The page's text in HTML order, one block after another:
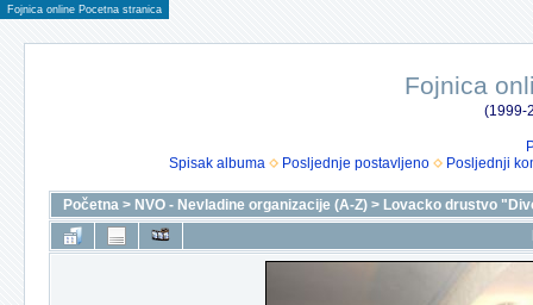
Fojnica online Pocetna stranica
Fojnica
(1999-
Spisak albuma
Posljednje postavljeno Posljednji
Početna > NVO - Nevladine organizacije (A-Z) > Lovacko drustvo